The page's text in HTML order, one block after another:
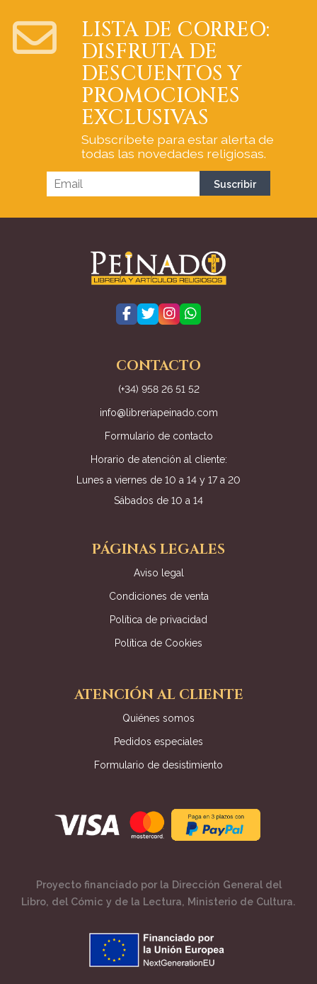
LISTA DE CORREO:
DISFRUTA DE
DESCUENTOS Y
PROMOCIONES
EXCLUSIVAS
Subscríbete para estar alerta de
todas las novedades religiosas.
CONTACTO
(+34) 958 26 51 52
info@libreriapeinado.com
Formulario de contacto
Horario de atención al cliente:
Lunes a viernes de 10 a 14 y 17 a 20
Sábados de 10 a 14
PÁGINAS LEGALES
Aviso legal
Condiciones de venta
Política de privacidad
Política de Cookies
ATENCIÓN AL CLIENTE
Quiénes somos
Pedidos especiales
Formulario de desistimiento
Proyecto financiado por la Dirección General del
Libro, del Cómic y de la Lectura, Ministerio de Cultura.